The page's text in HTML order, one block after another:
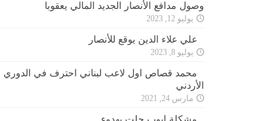
وصول مدافع الأنصار الجديد المالي يعقوبا
يوليو 12, 2023
علي علاء الدين يوقع للأنصار
يوليو 8, 2023
محمد قصاص اول لاعب لبناني احترف في الدوري
الأردني
مارس 24, 2021